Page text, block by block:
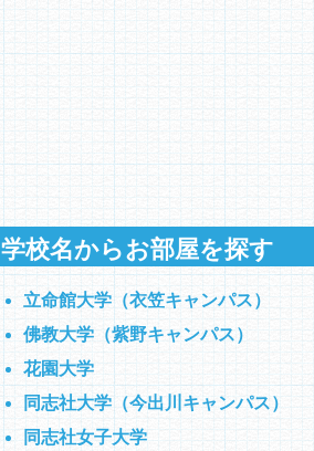
学校名からお部屋を探す
立命館大学（衣笠キャンパス）
佛教大学（紫野キャンパス）
花園大学
同志社大学（今出川キャンパス）
同志社女子大学